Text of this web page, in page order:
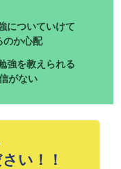
についていけて
のか心配
強を教えられる
がない
い！！